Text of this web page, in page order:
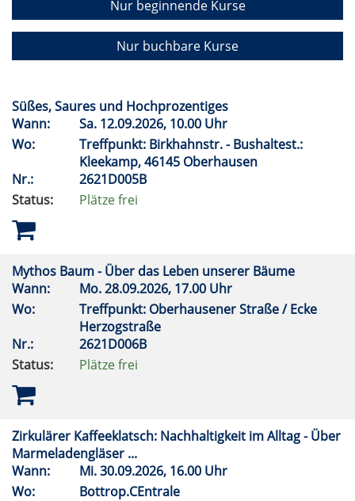
Nur beginnende Kurse
Nur buchbare Kurse
Süßes, Saures und Hochprozentiges
Wann:
Sa. 12.09.2026, 10.00 Uhr
Wo:
Treffpunkt: Birkhahnstr. - Bushaltest.:
Kleekamp, 46145 Oberhausen
Nr.:
2621D005B
Status:
Plätze frei
Mythos Baum - Über das Leben unserer Bäume
Wann:
Mo.28.09.2026, 17.00 Uhr
Wo:
Treffpunkt: Oberhausener Straße / Ecke
Herzogstraße
Nr.:
2621D006B
Status:
Plätze frei
Zirkulärer Kaffeeklatsch: Nachhaltigkeit im Alltag - Über
Marmeladengläser ...
Wann:
Mi.30.09.2026, 16.00 Uhr
Wo:
Bottrop.CEntrale